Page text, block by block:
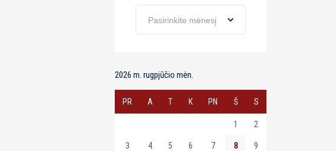
Archyvai
Pasirinkite mėnesį
2026 m. rugpjūčio mėn.
PR A T K PN Š S
1 2
3 4 5 6 7 8 9